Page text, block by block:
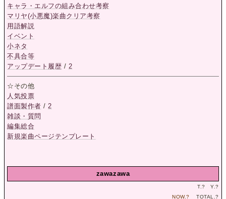
キャラ・エルフの組み合わせ考察
マリヤ(小悪魔)楽曲クリア考察
用語解説
イベント
小ネタ
不具合等
アップデート履歴 / 2
☆その他
人気投票
譜面製作者 / 2
雑談・質問
編集総合
新規楽曲ページテンプレート
zawazawa
T.? Y.?
NOW.? TOTAL.?